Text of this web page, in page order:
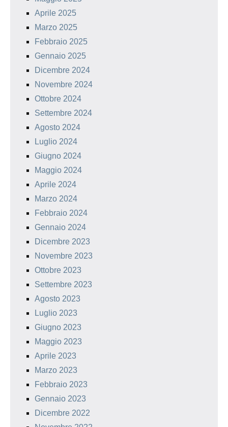
Aprile 2025
Marzo 2025
Febbraio 2025
Gennaio 2025
Dicembre 2024
Novembre 2024
Ottobre 2024
Settembre 2024
Agosto 2024
Luglio 2024
Giugno 2024
Maggio 2024
Aprile 2024
Marzo 2024
Febbraio 2024
Gennaio 2024
Dicembre 2023
Novembre 2023
Ottobre 2023
Settembre 2023
Agosto 2023
Luglio 2023
Giugno 2023
Maggio 2023
Aprile 2023
Marzo 2023
Febbraio 2023
Gennaio 2023
Dicembre 2022